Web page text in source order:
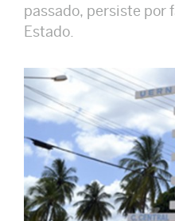
passado, persiste por
Estado.